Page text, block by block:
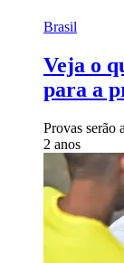
Brasil
Veja o
para a
Provas serão
2 anos